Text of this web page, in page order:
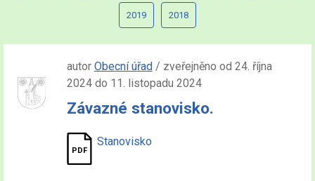
2019 2018
autor Obecní úřad/ zveřejněno od 24. října
2024 do 11. listopadu 2024
Závazné stanovisko.
Stanovisko